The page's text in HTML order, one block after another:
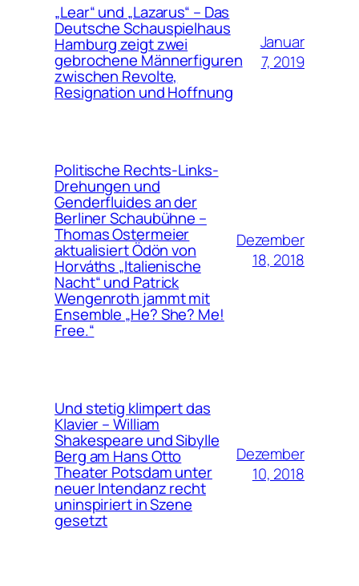
„Lear“ und „Lazarus“ – Das
Deutsche Schauspielhaus
Hamburg zeigt zwei
gebrochene Männerfiguren
zwischen Revolte,
Resignation und Hoffnung
Januar
7, 2019
Politische Rechts-Links-
Drehungen und
Genderfluides an der
Berliner Schaubühne –
Thomas Ostermeier
aktualisiert Ödön von
Horváths „Italienische
Nacht“ und Patrick
Wengenroth jammt mit
Ensemble „He? She? Me!
Free.“
Dezember
18, 2018
Und stetig klimpert das
Klavier – William
Shakespeare und Sibylle
Berg am Hans Otto
Theater Potsdam unter
neuer Intendanz recht
uninspiriert in Szene
gesetzt
Dezember
10, 2018